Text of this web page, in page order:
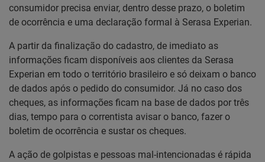
consumidor precisa enviar, dentro desse prazo, o boletim
de ocorrência e uma declaração formal à Serasa Experian.
A partir da finalização do cadastro, de imediato as
informações ficam disponíveis aos clientes da Serasa
Experian em todo o território brasileiro e só deixam o banco
de dados após o pedido do consumidor. Já no caso dos
cheques, as informações ficam na base de dados por três
dias, tempo para o correntista avisar o banco, fazer o
boletim de ocorrência e sustar os cheques.
A ação de golpistas e pessoas mal-intencionadas é rápida